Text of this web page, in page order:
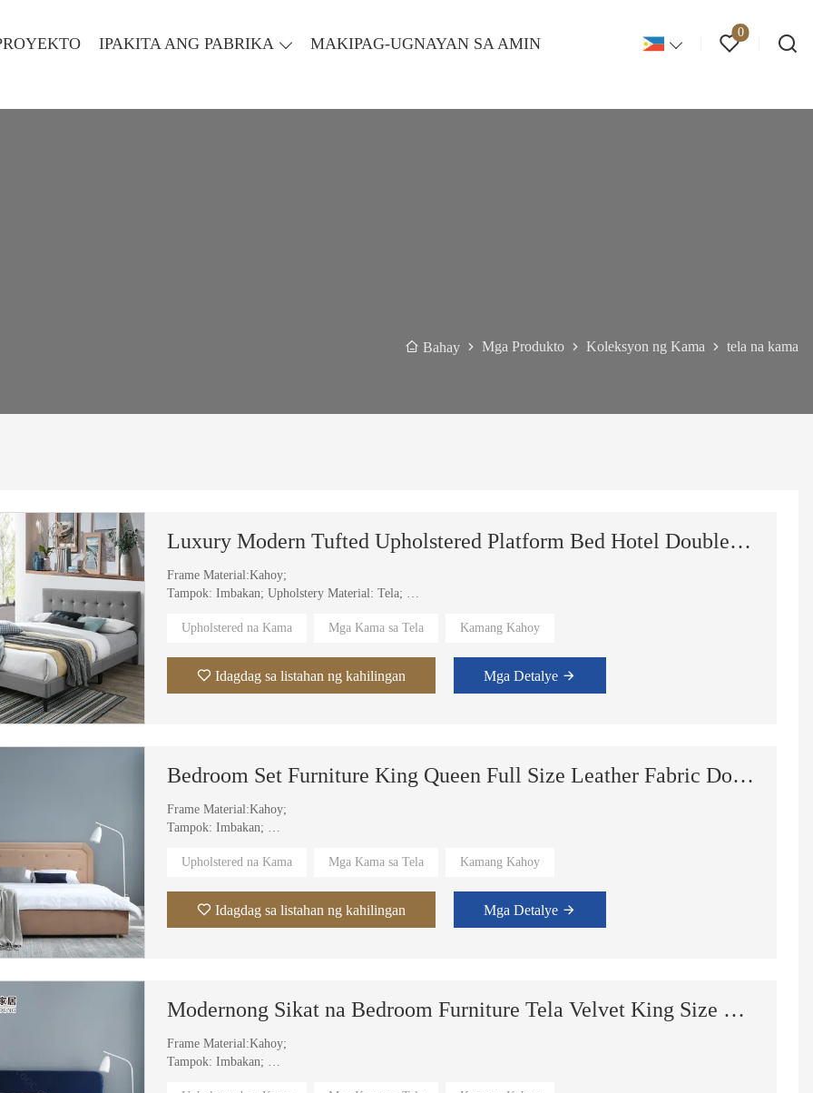
IPAKITA ANG PABRIKA
MAKIPAG-UGNAYAN SA AMIN
0
Bahay Mga Produkto Koleksyon ng Kama tela na kama
Luxury Modern Tufted Upholstered Platform Bed Hotel Double Full King Size Queen Bed Frame na May Headboard
Frame Material:Kahoy;
Tampok: Imbakan; Upholstery Material: Tela;
Partikular na Paggamit:Villa,Apartment,Hotel Suite,Master Room.
Upholstered na Kama Mga Kama sa Tela Kamang Kahoy
Idagdag sa listahan ng kahilingan Mga Detalye
Bedroom Set Furniture King Queen Full Size Leather Fabric Double Bed With Storage
Frame Material:Kahoy;
Tampok: Imbakan;
Cover Material: Tela, Balat;
Upholstered na Kama Mga Kama sa Tela Kamang Kahoy
Idagdag sa listahan ng kahilingan Mga Detalye
Modernong Sikat na Bedroom Furniture Tela Velvet King Size Bed Double Bed Frame na may Storage
Frame Material:Kahoy;
Tampok: Imbakan;